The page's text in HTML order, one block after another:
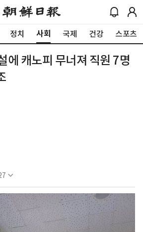
정치 사회 국제 건강 스포츠
에 캐노피 무너져 직원 7명